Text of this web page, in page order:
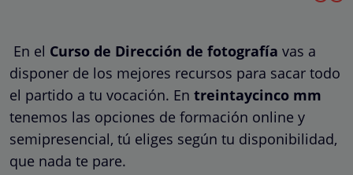
En el Curso de Dirección de fotografía vas a
disponer de los mejores recursos para sacar todo
el partido a tu vocación. En treintaycinco mm
tenemos las opciones de formación online y
semipresencial, tú eliges según tu disponibilidad,
que nada te pare.